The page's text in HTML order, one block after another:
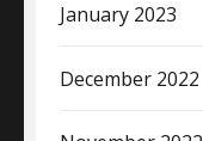
January 2023
December 2022